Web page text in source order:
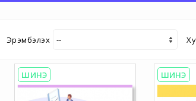
Эрэмбэлэх
ШИНЭ ШИНЭ